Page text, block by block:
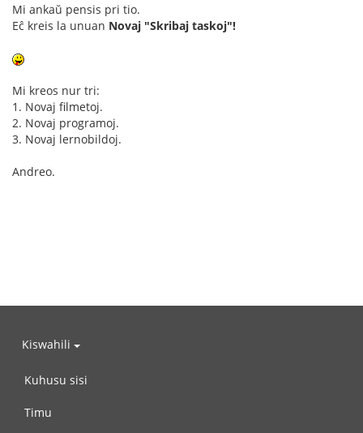
Mi ankaŭ pensis pri tio.
Eĉ kreis la unuan Novaj "Skribaj taskoj"!
Mi kreos nur tri:
1. Novaj filmetoj.
2. Novaj programoj.
3. Novaj lernobildoj.
Andreo.
Kiswahili
Kuhusu sisi
Timu